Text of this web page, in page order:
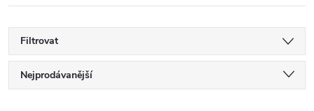
Filtrovat
Ř
Nejprodávanější